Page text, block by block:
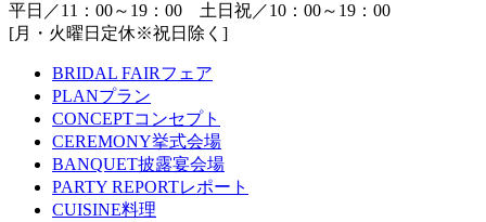
平日／11：00～19：00 土日祝／10：00～19：00
[月・火曜日定休※祝日除く]
BRIDAL FAIRフェア
PLANプラン
CONCEPTコンセプト
CEREMONY挙式会場
BANQUET披露宴会場
PARTY REPORTレポート
CUISINE料理